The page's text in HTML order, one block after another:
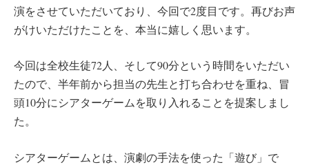
演をさせていただいており、今回で2度目です。再びお声
がけいただけたことを、本当に嬉しく思います。
今回は全校生徒72人、そして90分という時間をいただい
たので、半年前から担当の先生と打ち合わせを重ね、冒
頭10分にシアターゲームを取り入れることを提案しまし
た。
シアターゲームとは、演劇の手法を使った「遊び」で